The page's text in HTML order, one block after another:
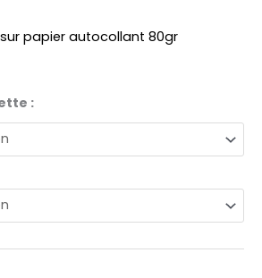
papier autocollant 80gr
: